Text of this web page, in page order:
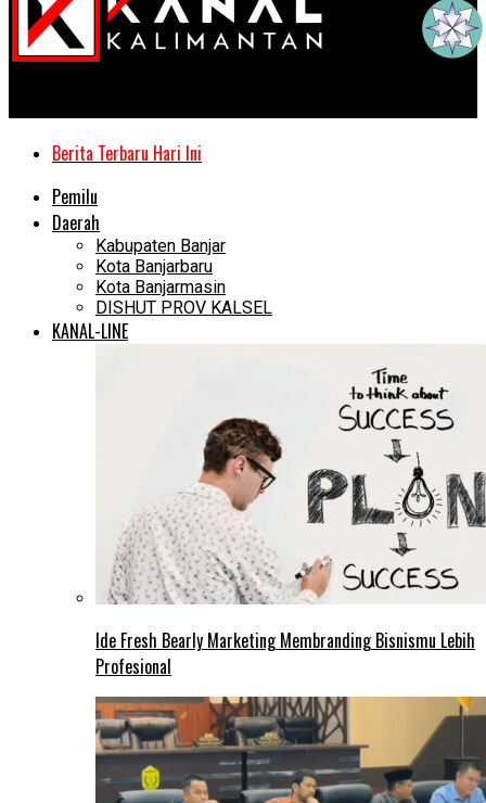
Berita Terbaru Hari Ini
Pemilu
Daerah
Kabupaten Banjar
Kota Banjarbaru
Kota Banjarmasin
DISHUT PROV KALSEL
KANAL-LINE
Ide Fresh Bearly Marketing Membranding Bisnismu Lebih
Profesional